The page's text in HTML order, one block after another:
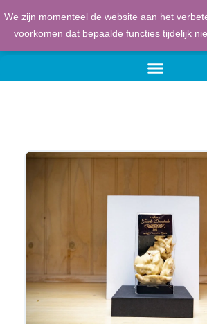
We zijn momenteel de website aan het
voorkomen dat bepaalde functies tijdelijk